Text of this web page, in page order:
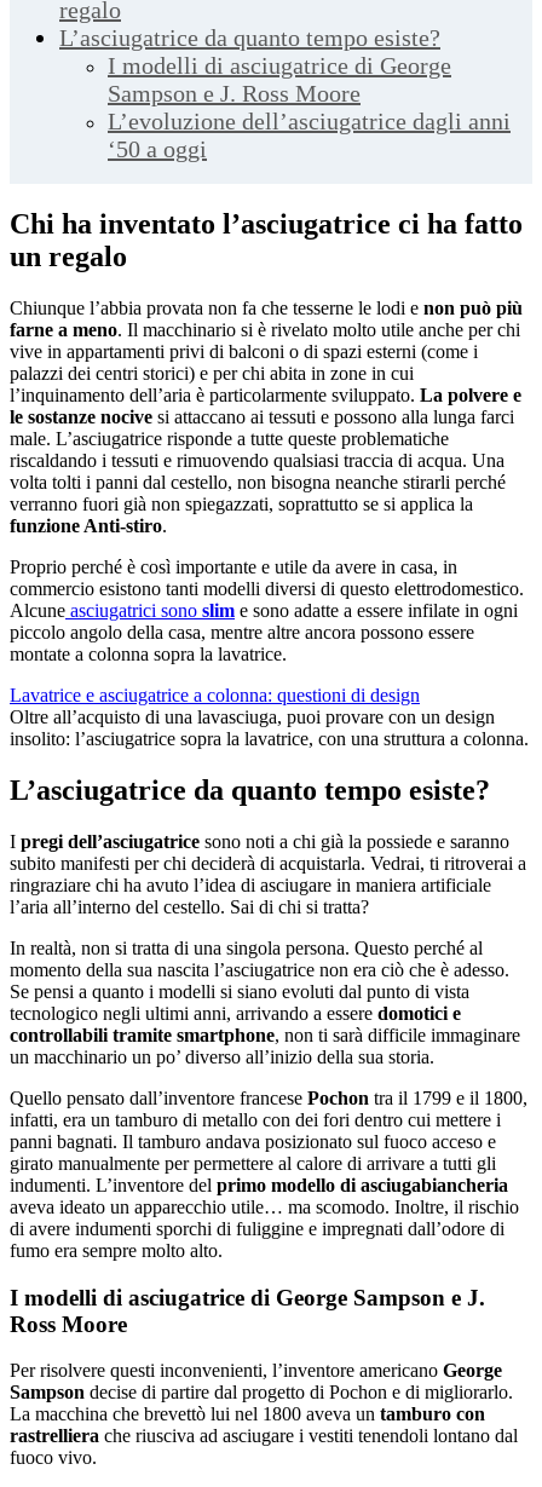
regalo
L’asciugatrice da quanto tempo esiste?
I modelli di asciugatrice di George
Sampson e J. Ross Moore
L’evoluzione dell’asciugatrice dagli anni
‘50 a oggi
Chi ha inventato l’asciugatrice ci ha fatto
un regalo
Chiunque l’abbia provata non fa che tesserne le lodi e non può più
farne a meno. Il macchinario si è rivelato molto utile anche per chi
vive in appartamenti privi di balconi o di spazi esterni (come i
palazzi dei centri storici) e per chi abita in zone in cui
l’inquinamento dell’aria è particolarmente sviluppato. La polvere e
le sostanze nocive si attaccano ai tessuti e possono alla lunga farci
male. L’asciugatrice risponde a tutte queste problematiche
riscaldando i tessuti e rimuovendo qualsiasi traccia di acqua. Una
volta tolti i panni dal cestello, non bisogna neanche stirarli perché
verranno fuori già non spiegazzati, soprattutto se si applica la
funzione Anti-stiro.
Proprio perché è così importante e utile da avere in casa, in
commercio esistono tanti modelli diversi di questo elettrodomestico.
Alcune asciugatrici sono slim e sono adatte a essere infilate in ogni
piccolo angolo della casa, mentre altre ancora possono essere
montate a colonna sopra la lavatrice.
Lavatrice e asciugatrice a colonna: questioni di design
Oltre all’acquisto di una lavasciuga, puoi provare con un design
insolito: l’asciugatrice sopra la lavatrice, con una struttura a colonna.
L’asciugatrice da quanto tempo esiste?
I pregi dell’asciugatrice sono noti a chi già la possiede e saranno
subito manifesti per chi deciderà di acquistarla. Vedrai, ti ritroverai a
ringraziare chi ha avuto l’idea di asciugare in maniera artificiale
l’aria all’interno del cestello. Sai di chi si tratta?
In realtà, non si tratta di una singola persona. Questo perché al
momento della sua nascita l’asciugatrice non era ciò che è adesso.
Se pensi a quanto i modelli si siano evoluti dal punto di vista
tecnologico negli ultimi anni, arrivando a essere domotici e
controllabili tramite smartphone, non ti sarà difficile immaginare
un macchinario un po’ diverso all’inizio della sua storia.
Quello pensato dall’inventore francese Pochon tra il 1799 e il 1800,
infatti, era un tamburo di metallo con dei fori dentro cui mettere i
panni bagnati. Il tamburo andava posizionato sul fuoco acceso e
girato manualmente per permettere al calore di arrivare a tutti gli
indumenti. L’inventore del primo modello di asciugabiancheria
aveva ideato un apparecchio utile… ma scomodo. Inoltre, il rischio
di avere indumenti sporchi di fuliggine e impregnati dall’odore di
fumo era sempre molto alto.
I modelli di asciugatrice di George Sampson e J.
Ross Moore
Per risolvere questi inconvenienti, l’inventore americano George
Sampson decise di partire dal progetto di Pochon e di migliorarlo.
La macchina che brevettò lui nel 1800 aveva un tamburo con
rastrelliera che riusciva ad asciugare i vestiti tenendoli lontano dal
fuoco vivo.